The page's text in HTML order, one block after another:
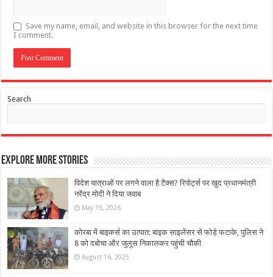
Save my name, email, and website in this browser for the next time
I comment.
Search
Explore More Stories
विदेश यात्राओं पर लगने वाला है टैक्‍स? रिपोर्ट्स पर खुद प्रधानमंत्री
नरेंद्र मोदी ने दिया जवाब
May 16, 2026
कोरबा में बाइकर्स का उत्पात: बाइक साइलेंसर से फोड़े फटाके, पुलिस ने
8 को दबोचा और जुलूस निकालकर पहुंची चौकी
August 16, 2025